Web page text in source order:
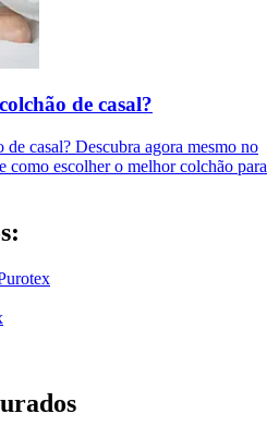
de casal?
casal? Descubra agora mesmo no
escolher o melhor colchão para